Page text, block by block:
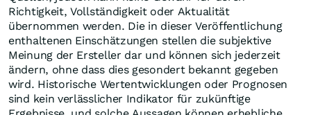
Richtigkeit, Vollständigkeit oder Aktualität
übernommen werden. Die in dieser Veröffentlichung
enthaltenen Einschätzungen stellen die subjektive
Meinung der Ersteller dar und können sich jederzeit
ändern, ohne dass dies gesondert bekannt gegeben
wird. Historische Wertentwicklungen oder Prognosen
sind kein verlässlicher Indikator für zukünftige